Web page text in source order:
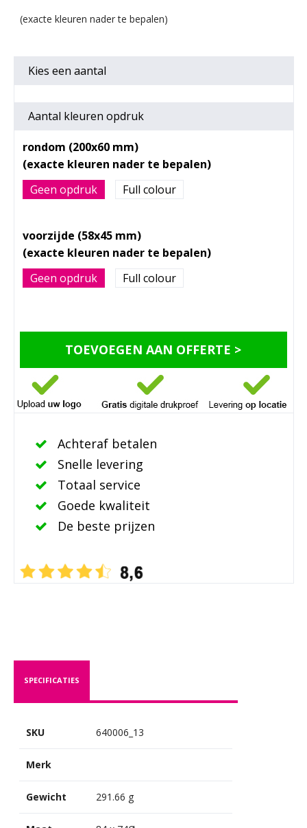
Kies een aantal
Aantal kleuren opdruk
rondom (200x60 mm)
Geen opdruk Full colour
voorzijde (58x45 mm)
Geen opdruk Full colour
TOEVOEGEN AAN OFFERTE >
Achteraf betalen
Snelle levering
Totaal service
Goede kwaliteit
De beste prijzen
SPECIFICATIES
SKU 640006_13
Merk
Gewicht 291.66 g